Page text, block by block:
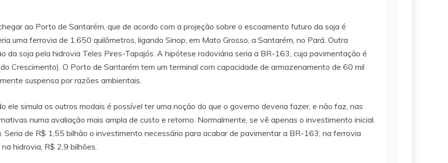
ao Porto de Santarém, que de acordo com a projeção sobre o escoamento futuro da soja é
uma ferrovia de 1.650 quilômetros, ligando Sinop, em Mato Grosso, a Santarém, no Pará. Outra
da soja pela hidrovia Teles Pires-Tapajós. A hipótese rodoviária seria a BR-163, cuja pavimentação é
Crescimento). O Porto de Santarém tem um terminal com capacidade de armazenamento de 60 mil
suspensa por razões ambientais.
ele simula os outros modais é possível ter uma noção do que o governo deveria fazer, e não faz, nas
numa avaliação mais ampla de custo e retorno. Normalmente, se vê apenas o investimento inicial.
Seria de R$ 1,55 bilhão o investimento necessário para acabar de pavimentar a BR-163; na ferrovia
hidrovia, R$ 2,9 bilhões.